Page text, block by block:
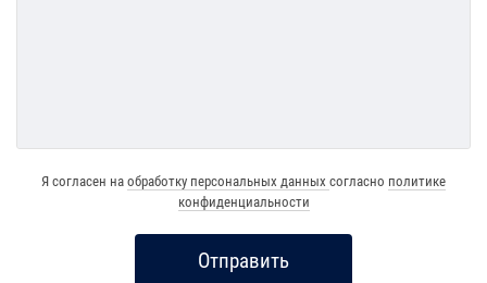
Я согласен на обработку персональных данных согласно политике
конфиденциальности